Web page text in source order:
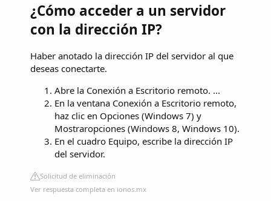
¿Cómo acceder a un servidor
con la dirección IP?
Haber anotado la dirección IP del servidor al que
deseas conectarte.
Abre la Conexión a Escritorio remoto. ...
En la ventana Conexión a Escritorio remoto,
haz clic en Opciones (Windows 7) y
Mostraropciones (Windows 8, Windows 10).
En el cuadro Equipo, escribe la dirección IP
del servidor.
Solicitud de eliminación
Ver respuesta completa en ionos.mx